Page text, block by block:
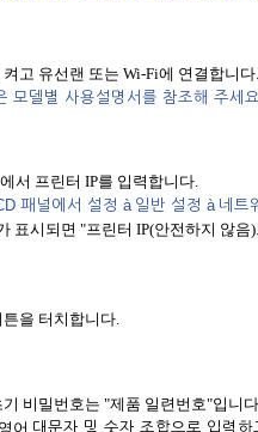
고 유선랜 또는 Wi-Fi에 연결합니다.
모델별 사용설명서를 참조해 주세
서 프린터 IP를 입력합니다.
패널에서 설정 à 일반 설정 à 네트
표시되면 "프린터 IP(안전하지 않
을 터치합니다.
비밀번호는 "제품 일련번호"입니
어 대문자 및 숫자 조합으로 입력